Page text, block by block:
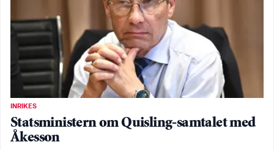
INRIKES
Statsministern om Quisling-samtalet med
Åkesson